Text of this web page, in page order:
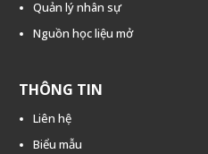
Quản lý nhân sự
Nguồn học liệu mở
THÔNG TIN
Liên hệ
Biểu mẫu